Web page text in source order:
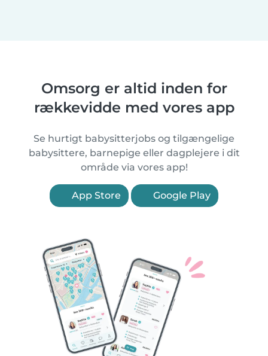
Omsorg er altid inden for
rækkevidde med vores app
Se hurtigt babysitterjobs og tilgængelige
babysittere, barnepige eller dagplejere i dit
område via vores app!
App Store Google Play